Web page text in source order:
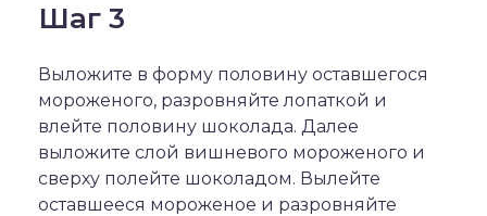
Шаг 3
Выложите в форму половину оставшегося
мороженого, разровняйте лопаткой и
влейте половину шоколада. Далее
выложите слой вишневого мороженого и
сверху полейте шоколадом. Вылейте
оставшееся мороженое и разровняйте